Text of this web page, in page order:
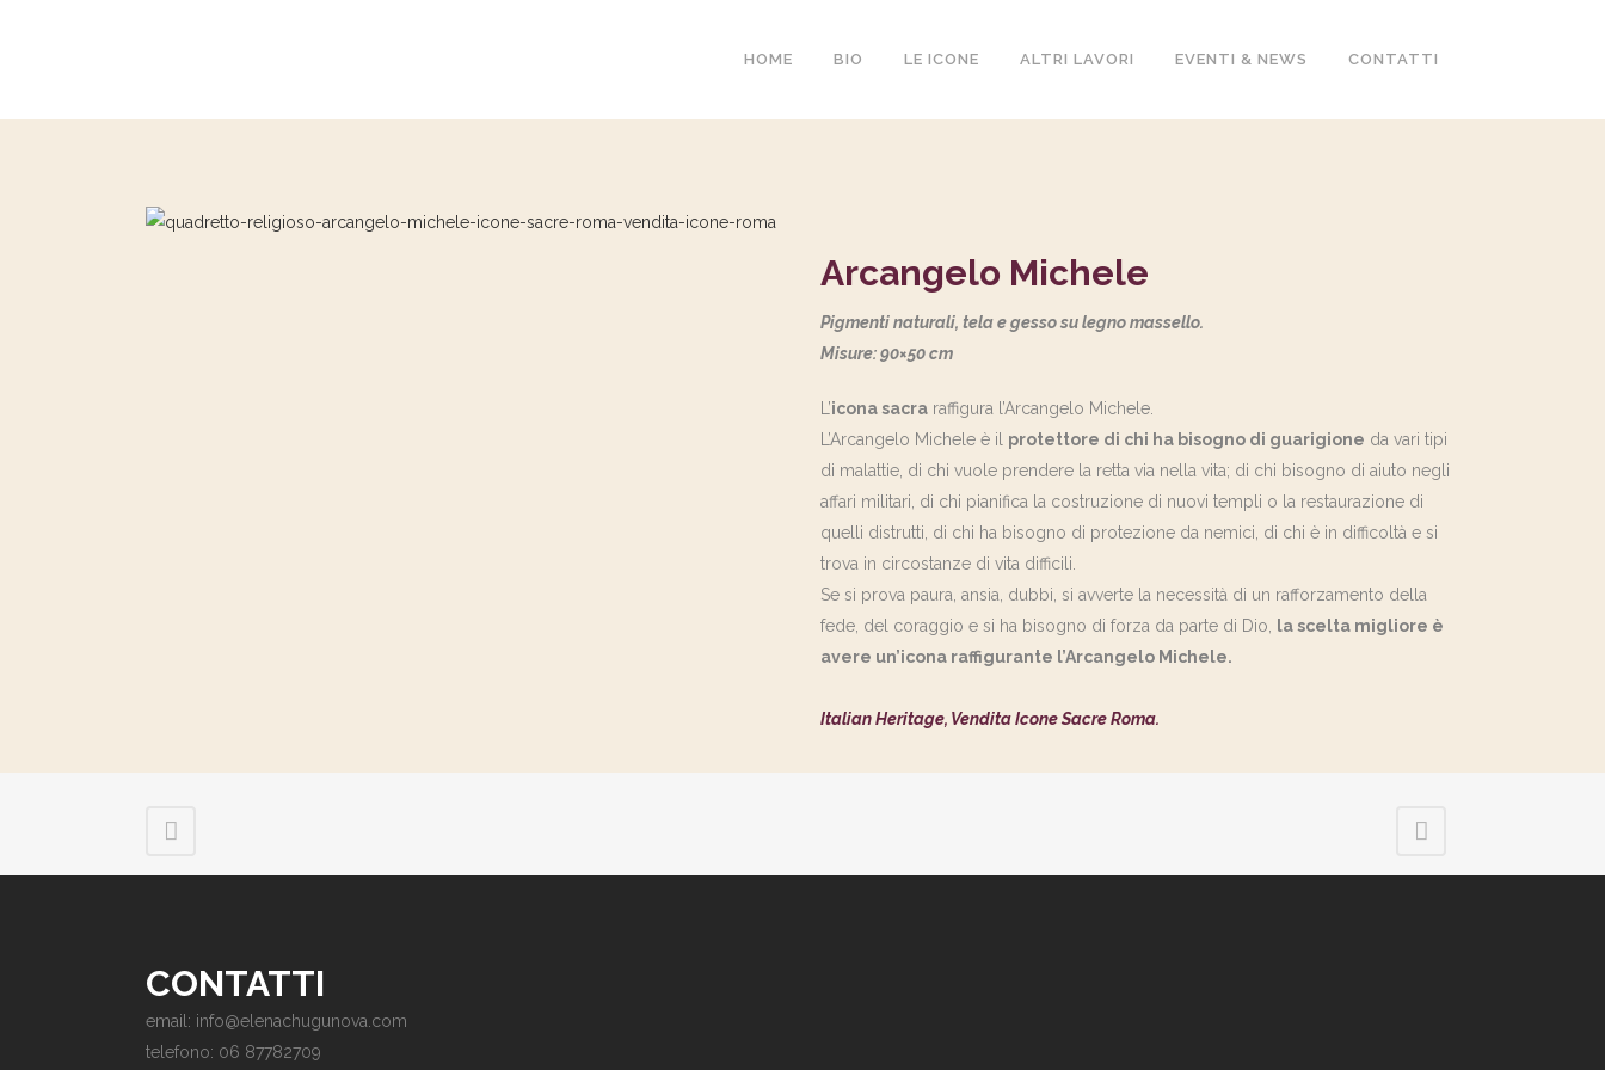
HOME BIO LE ICONE ALTRI LAVORI EVENTI & NEWS CONTATTI
Arcangelo Michele
Pigmenti naturali, tela e gesso su legno massello.
Misure: 90×50 cm
L’icona sacra raffigura l’Arcangelo Michele.
L’Arcangelo Michele è il protettore di chi ha bisogno di guarigione da vari tipi
di malattie, di chi vuole prendere la retta via nella vita; di chi bisogno di aiuto negli
affari militari, di chi pianifica la costruzione di nuovi templi o la restaurazione di
quelli distrutti, di chi ha bisogno di protezione da nemici, di chi è in difficoltà e si
trova in circostanze di vita difficili.
Se si prova paura, ansia, dubbi, si avverte la necessità di un rafforzamento della
fede, del coraggio e si ha bisogno di forza da parte di Dio,
la scelta migliore è
avere un’icona raffigurante l’Arcangelo Michele.
Italian Heritage, Vendita Icone Sacre Roma.
CONTATTI
email: info@elenachugunova.com
telefono: 06 87782709